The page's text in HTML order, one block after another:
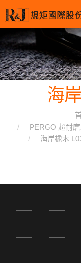
海
PERGO 超耐
海岸橡木